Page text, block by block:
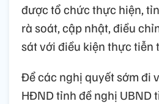
được tổ chức thực hiện,
rà soát, cập nhật, điều
sát với điều kiện thực tiễn
Để các nghị quyết sớm đi
HĐND tỉnh đề nghị UBND